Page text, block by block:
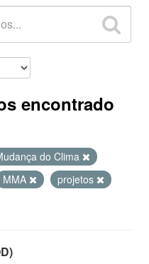
encontrado
do Clima
MMA
projetos